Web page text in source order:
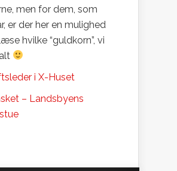
men for dem, som
er der her en mulighed
hvilke “guldkorn”, vi
i X-Huset
– Landsbyens